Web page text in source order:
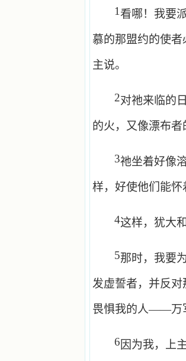
1 看哪！我要
慕的那盟约的使
主说。
2对祂来临的
的火，又像漂布者
3祂坐着好像
样，好使他们能
4这样，犹大
5那时，我要
发虚誓者，并反
畏惧我的人——万
6 因为我，上